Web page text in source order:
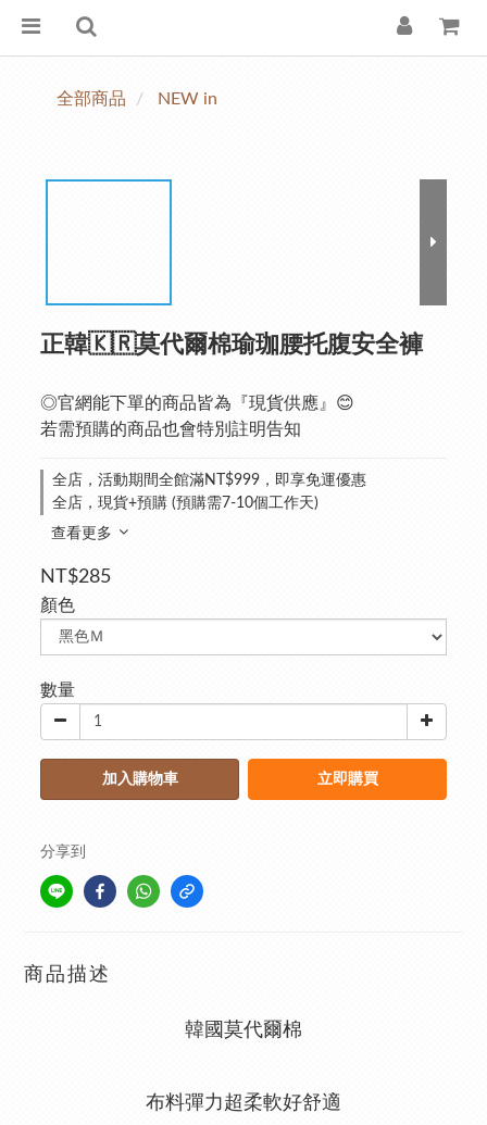
全部商品 NEW in
正韓🇰🇷莫代爾棉瑜珈腰托腹安全褲
◎官網能下單的商品皆為『現貨供應』😊
若需預購的商品也會特別註明告知
全店，活動期間全館滿NT$999，即享免運優惠
全店，現貨+預購 (預購需7-10個工作天)
查看更多
NT$285
顏色
數量
加入購物車 立即購買
分享到
商品描述
韓國莫代爾棉
布料彈力超柔軟好舒適